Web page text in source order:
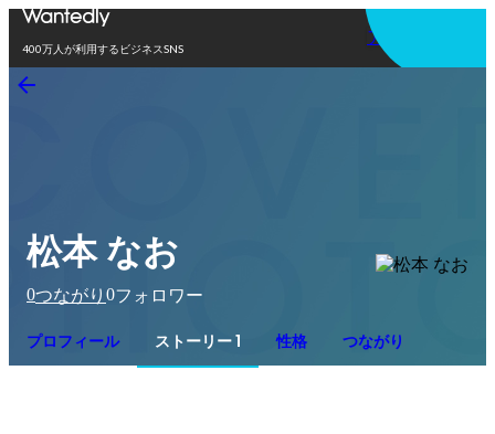
400万人が利用するビジネスSNS
アプリを使う
松本 なお
0つながり 0フォロワー
プロフィール ストーリー 1 性格 つながり